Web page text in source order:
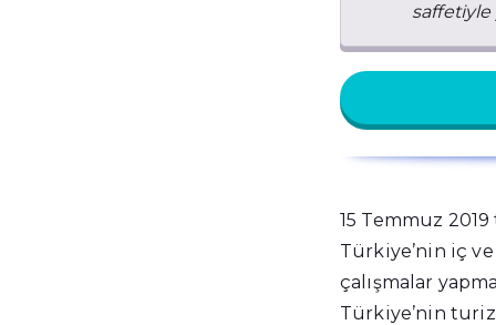
15 Temmuz
Türkiye’nin iç
çalışmalar
Türkiye’nin